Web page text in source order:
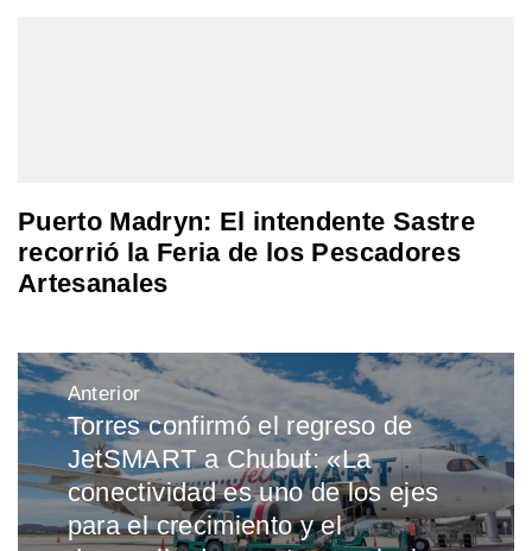
Puerto Madryn: El intendente Sastre
recorrió la Feria de los Pescadores
Artesanales
Navegación
de
entradas
Anterior
Entrada
anterior:
Torres confirmó el regreso de
JetSMART a Chubut: «La
conectividad es uno de los ejes
para el crecimiento y el